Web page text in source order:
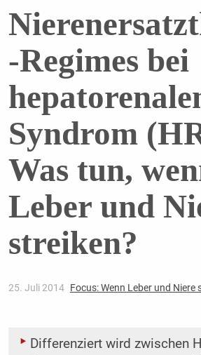
-Regimes bei
Syndrom
Was tun,
Leber und
streiken?
25. Juli 2014 Focus: Wenn Leber und Niere
Differenziert wird zwischen